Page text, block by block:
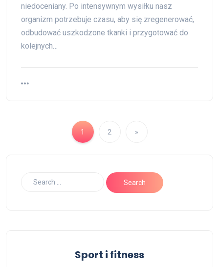
niedoceniany. Po intensywnym wysiłku nasz
organizm potrzebuje czasu, aby się zregenerować,
odbudować uszkodzone tkanki i przygotować do
kolejnych…
1 2 »
Sport i fitness